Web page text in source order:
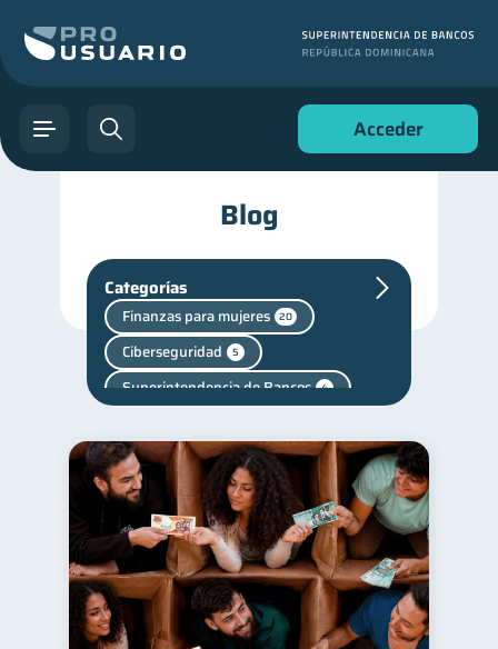
Acceder
Blog
Categorías
Finanzas para mujeres 20
Ciberseguridad 5
Superintendencia de Bancos 4
Cuenta Inactiva
Salud mental 1
Finanzas personales 44
Manejo de deudas 31
Educación financiera
Finanzas para jóvenes 30